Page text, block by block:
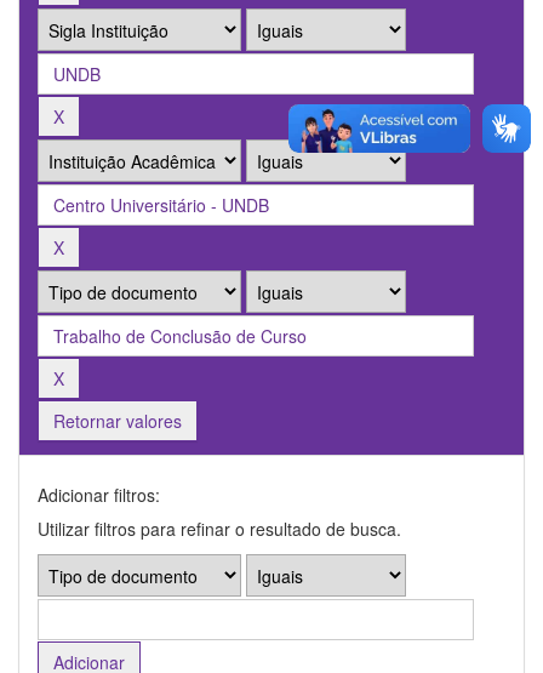
Retornar valores
Adicionar filtros:
Utilizar filtros para refinar o resultado de busca.